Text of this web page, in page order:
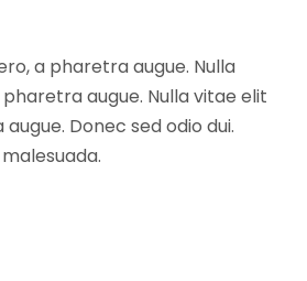
a pharetra augue. Nulla
augue. Nulla vitae elit
Donec sed odio dui.